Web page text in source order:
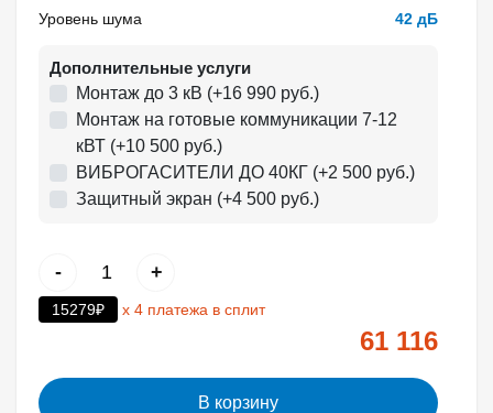
Уровень шума 42 дБ
Дополнительные услуги
Монтаж до 3 кВ (+16 990 руб.)
Монтаж на готовые коммуникации 7-12
кВТ (+10 500 руб.)
ВИБРОГАСИТЕЛИ ДО 40КГ (+2 500 руб.)
Защитный экран (+4 500 руб.)
- +
15279₽ х 4 платежа в сплит
61 116
В корзину